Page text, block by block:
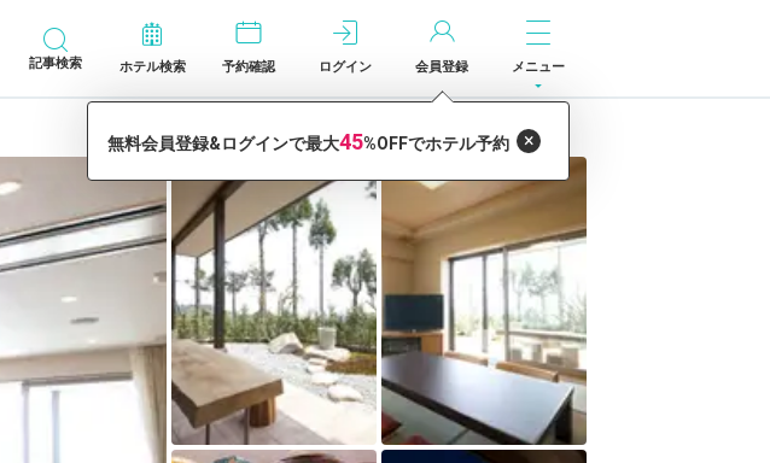
記事検索 ホテル検索 予約確認 ログイン 会員登録 メニュー